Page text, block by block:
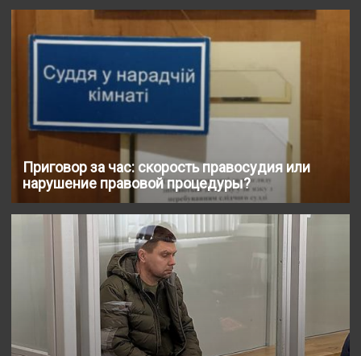
Приговор за час: скорость правосудия или
нарушение правовой процедуры?